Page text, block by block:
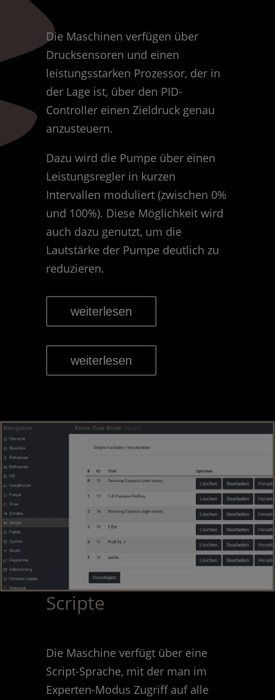
Die Maschinen verfügen über
Drucksensoren und einen
leistungsstarken Prozessor, der in
der Lage ist, über den PID-
Controller einen Zieldruck genau
anzusteuern.
Dazu wird die Pumpe über einen
Leistungsregler in kurzen
Intervallen moduliert (zwischen 0%
und 100%). Diese Möglichkeit wird
auch dazu genutzt, um die
Lautstärke der Pumpe deutlich zu
reduzieren.
weiterlesen
weiterlesen
Scripte
Die Maschine verfügt über eine
Script-Sprache, mit der man im
Experten-Modus Zugriff auf alle